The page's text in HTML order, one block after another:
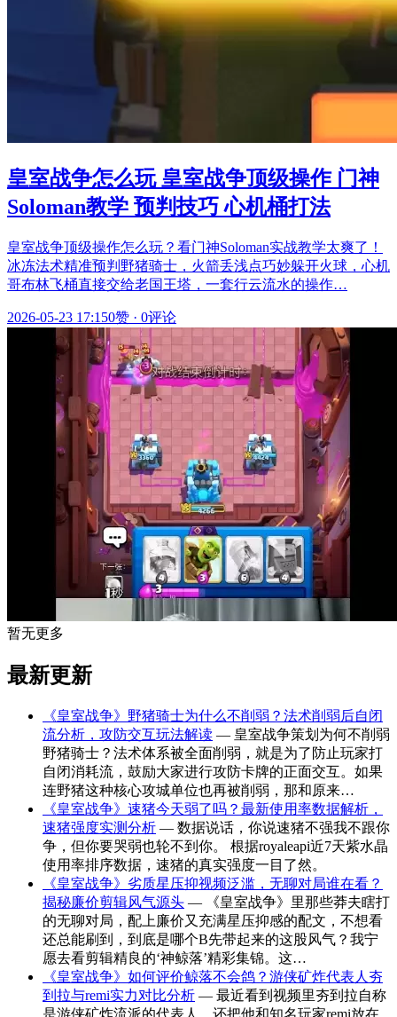
皇室战争怎么玩 皇室战争顶级操作 门神
Soloman教学 预判技巧 心机桶打法
皇室战争顶级操作怎么玩？看门神Soloman实战教学太爽了！
冰冻法术精准预判野猪骑士，火箭丢浅点巧妙躲开火球，心机
哥布林飞桶直接交给老国王塔，一套行云流水的操作…
2026-05-23 17:150赞 · 0评论
暂无更多
最新更新
《皇室战争》野猪骑士为什么不削弱？法术削弱后自闭
流分析，攻防交互玩法解读 — 皇室战争策划为何不削弱
野猪骑士？法术体系被全面削弱，就是为了防止玩家打
自闭消耗流，鼓励大家进行攻防卡牌的正面交互。如果
连野猪这种核心攻城单位也再被削弱，那和原来…
《皇室战争》速猪今天弱了吗？最新使用率数据解析，
速猪强度实测分析 — 数据说话，你说速猪不强我不跟你
争，但你要哭弱也轮不到你。 根据royaleapi近7天紫水晶
使用率排序数据，速猪的真实强度一目了然。
《皇室战争》劣质星压抑视频泛滥，无聊对局谁在看？
揭秘廉价剪辑风气源头 — 《皇室战争》里那些莽夫瞎打
的无聊对局，配上廉价又充满星压抑感的配文，不想看
还总能刷到，到底是哪个B先带起来的这股风气？我宁
愿去看剪辑精良的‘神鲸落’精彩集锦。这…
《皇室战争》如何评价鲸落不会鸽？游侠矿炸代表人夯
到拉与remi实力对比分析 — 最近看到视频里夯到拉自称
是游侠矿炸流派的代表人，还把他和知名玩家remi放在